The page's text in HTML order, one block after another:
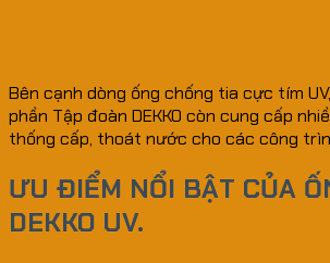
Bên cạnh dòng ống chống tia cực tím
phần Tập đoàn DEKKO còn cung cấp
thống cấp, thoát nước cho các công
ƯU ĐIỂM NỔI BẬT CỦA
DEKKO UV.